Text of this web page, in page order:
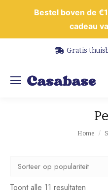
Bestel boven de
cadeau
Gratis
Je bent
Home
Toont alle 11 resultaten